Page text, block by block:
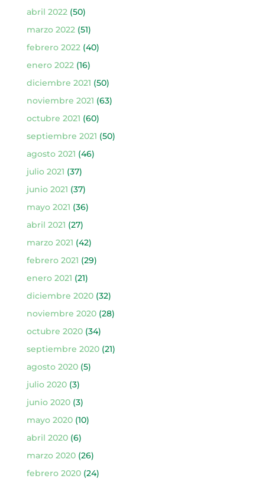
abril 2022(50)
marzo 2022(51)
febrero 2022(40)
enero 2022(16)
diciembre 2021 (50)
noviembre 2021 (63)
octubre 2021 (60)
septiembre 2021 (50)
agosto 2021 (46)
julio 2021 (37)
junio 2021 (37)
mayo 2021 (36)
abril 2021 (27)
marzo 2021 (42)
febrero 2021 (29)
enero 2021 (21)
diciembre 2020(32)
noviembre 2020(28)
octubre 2020(34)
septiembre 2020(21)
agosto 2020(5)
julio 2020(3)
junio 2020(3)
mayo 2020(10)
abril 2020(6)
marzo 2020(26)
febrero 2020(24)